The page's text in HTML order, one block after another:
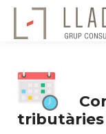
tributàries